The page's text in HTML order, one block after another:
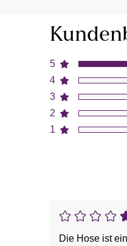
5
4
3
2
1
Die Hose ist